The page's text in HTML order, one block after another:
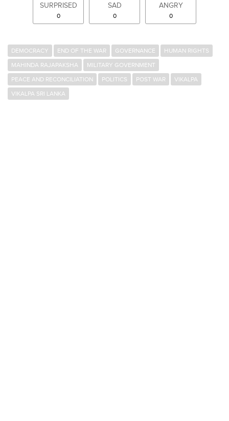
SURPRISED
0
SAD
0
ANGRY
0
DEMOCRACY END OF THE WAR GOVERNANCE
HUMAN RIGHTS
MAHINDA RAJAPAKSHA
MILITARY GOVERNMENT
PEACE AND RECONCILIATION
POLITICS POST WAR
VIKALPA
VIKALPA SRI LANKA